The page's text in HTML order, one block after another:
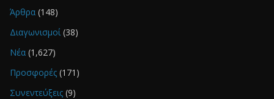
Άρθρα (148)
Διαγωνισμοί (38)
Νέα (1,627)
Προσφορές (171)
Συνεντεύξεις (9)